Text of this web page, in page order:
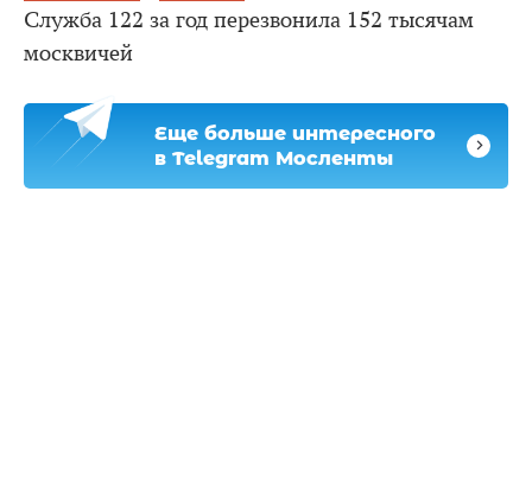
Служба 122 за год перезвонила 152 тысячам
москвичей
Еще больше интересного
в Telegram Мосленты